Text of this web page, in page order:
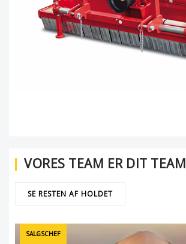
VORES TEAM ER DIT TEAM
SE RESTEN AF HOLDET
SALGSCHEF